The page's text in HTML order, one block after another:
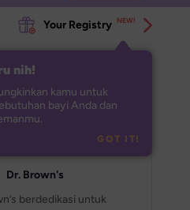
Your Registry NEW!
nih!
kamu untuk
bayi Anda dan
GOT IT!
Dr. Brown's
berdedikasi untuk